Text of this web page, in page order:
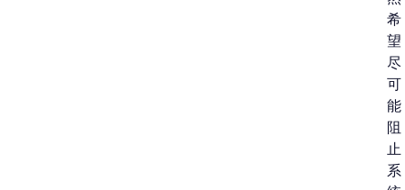
希
望
尽
可
能
阻
止
系